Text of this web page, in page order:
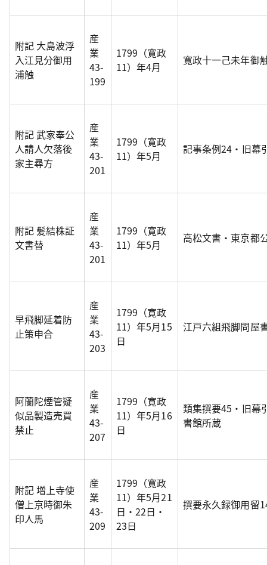
附記 大島波浮
入江見分御用
浦触
産
業
43-
199
1799（寛政
11）年4月
寛政十一己未年御
附記 武家奉公
人請人欠落後
家主尋方
産
業
43-
201
1799（寛政
11）年5月
記事条例24・旧幕
附記 髪結株証
文書替
産
業
43-
201
1799（寛政
11）年5月
高松文書・東京都
早飛脚延着防
止策申合
産
業
43-
203
1799（寛政
11）年5月15
日
江戸六組飛脚問屋
阿蘭陀煙管疑
似品製造売買
禁止
産
業
43-
207
1799（寛政
11）年5月16
日
類集撰要45・旧幕
書館所蔵
附記 増上寺使
僧上京時御朱
印人馬
産
業
43-
209
1799（寛政
11）年5月21
日・22日・
23日
撰要永久録御用留